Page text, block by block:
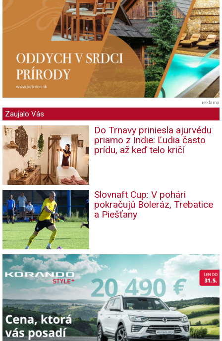
reklama
Zaujalo Vás
Do Trnavy priniesla ajurvédu
priamo z Indie: Ľudia často
prídu, až keď telo kričí
Slovnaft Cup: V pohári
pokračujú Boleráz, Trebatice
a Piešťany